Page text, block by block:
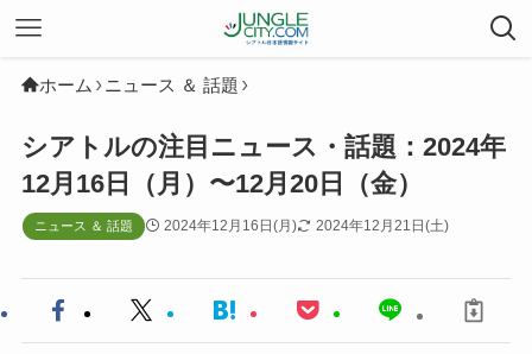
ホーム ニュース ＆ 話題
シアトルの注目ニュース・話題：2024年
12月16日（月）〜12月20日（金）
ニュース ＆ 話題 2024年12月16日(月) 2024年12月21日(土)